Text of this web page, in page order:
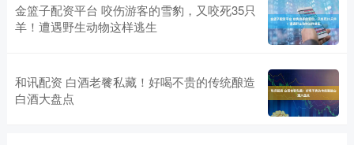
金篮子配资平台 咬伤游客的雪豹，又咬死35只
羊！遭遇野生动物这样逃生
和讯配资 白酒老餮私藏！好喝不贵的传统酿造
白酒大盘点